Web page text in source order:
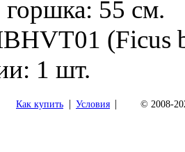
55 см.
(Ficus
1 шт.
Как купить | Условия | © 2008-